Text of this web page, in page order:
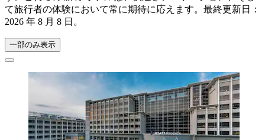
て旅行者の体験において常に期待に応えます。最終更新日：
2026 年 8 月 8 日 。
一部のみ表示